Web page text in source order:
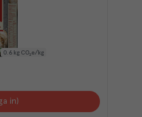
0.6 kg CO₂e/kg
in)